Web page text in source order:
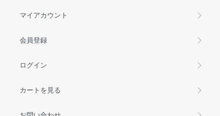
マイアカウント
会員登録
ログイン
カートを見る